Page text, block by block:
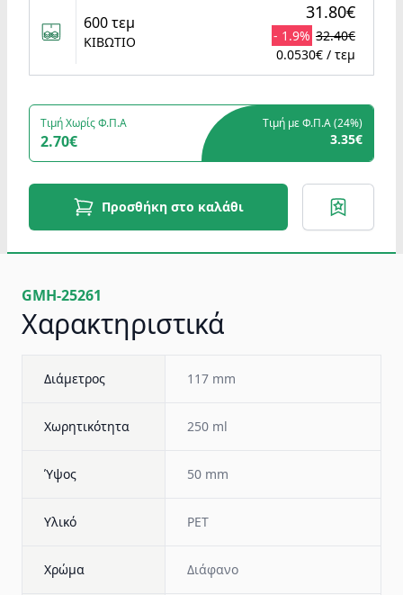
600 τεμ
ΚΙΒΩΤΙΟ
31.80€
- 1.9% 32.40€
0.0530€ / τεμ
Τιμή Χωρίς Φ.Π.Α
2.70€
Τιμή με Φ.Π.Α (24%)
3.35€
Προσθήκη στο καλάθι
GMH-25261
Χαρακτηριστικά
Διάμετρος 117 mm
Χωρητικότητα 250 ml
Ύψος 50 mm
Υλικό PET
Χρώμα Διάφανο